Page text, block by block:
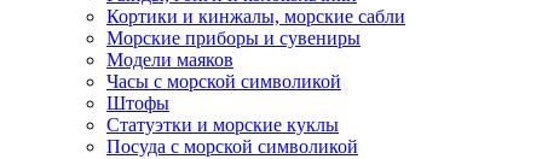
Кортики и кинжалы, морские сабли
Морские приборы и сувениры
Модели маяков
Часы с морской символикой
Штофы
Статуэтки и морские куклы
Посуда с морской символикой